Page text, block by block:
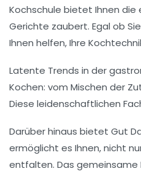
Kochschule bietet Ihnen
Gerichte zaubert. Egal ob
Ihnen helfen, Ihre
Latente Trends in der
Kochen: vom Mischen der
Diese leidenschaftlichen
Darüber hinaus bietet Gut
ermöglicht es Ihnen, nicht
entfalten. Das gemeinsame